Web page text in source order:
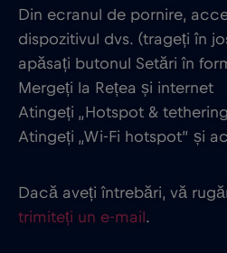
Din ecranul de pornire,
dispozitivul dvs. (trageți în
apăsați butonul Setări în
Mergeți la Rețea și internet
Atingeți „Hotspot &
Atingeți „Wi-Fi hotspot” și
Dacă aveți întrebări, vă
trimiteți un e-mail .